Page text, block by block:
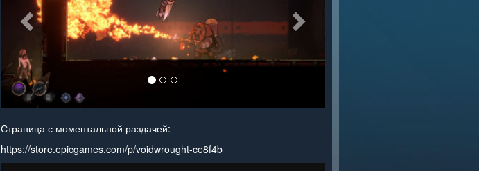
Страница с моментальной раздачей:
https://store.epicgames.com/p/voidwrought-ce8f4b